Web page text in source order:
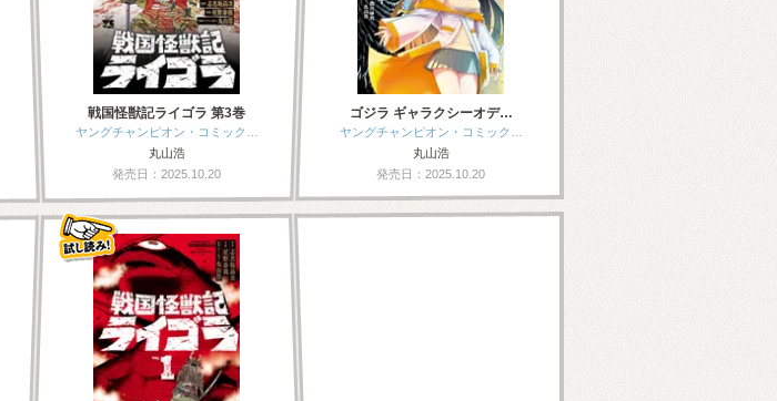
戦国怪獣記ライゴラ 第3巻
ヤングチャンピオン・コミック…
丸山浩
発売日：2025.10.20
ゴジラ ギャラクシーオデ…
ヤングチャンピオン・コミック…
丸山浩
発売日：2025.10.20